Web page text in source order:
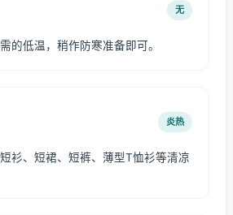
无
的低温，稍作防寒准备即可。
炎热
衫、短裙、短裤、薄型T恤衫等清凉